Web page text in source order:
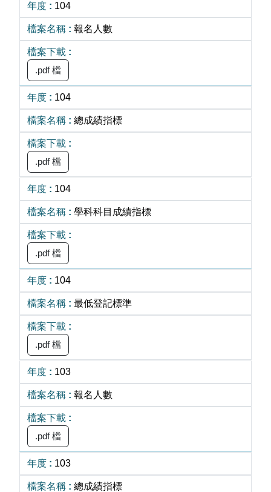
104
報名人數
.pdf 檔
104
總成績指標
.pdf 檔
104
學科科目成績指標
.pdf 檔
104
最低登記標準
.pdf 檔
103
報名人數
.pdf 檔
103
總成績指標